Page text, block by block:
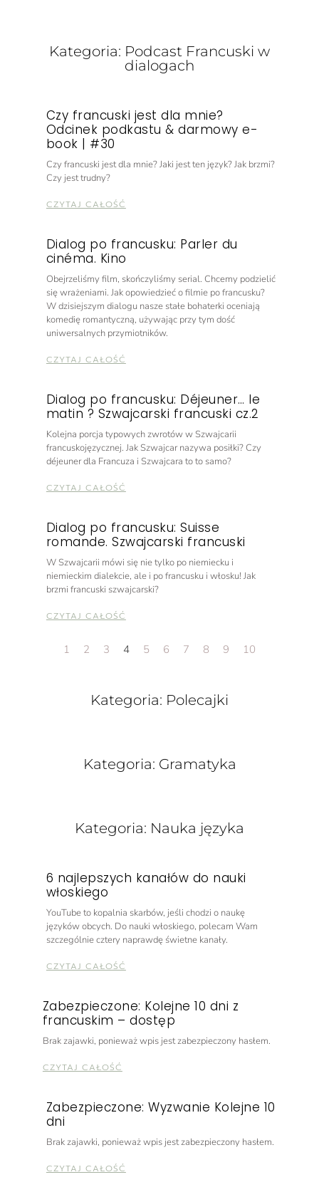
Kategoria: Podcast Francuski w
dialogach
Czy francuski jest dla mnie?
Odcinek podkastu & darmowy e-
book | #30
Czy francuski jest dla mnie? Jaki jest ten język? Jak brzmi?
Czy jest trudny?
CZYTAJ CAŁOŚĆ
Dialog po francusku: Parler du
cinéma. Kino
Obejrzeliśmy film, skończyliśmy serial. Chcemy podzielić
się wrażeniami. Jak opowiedzieć o filmie po francusku?
W dzisiejszym dialogu nasze stałe bohaterki oceniają
komedię romantyczną, używając przy tym dość
uniwersalnych przymiotników.
CZYTAJ CAŁOŚĆ
Dialog po francusku: Déjeuner… le
matin ? Szwajcarski francuski cz.2
Kolejna porcja typowych zwrotów w Szwajcarii
francuskojęzycznej. Jak Szwajcar nazywa posiłki? Czy
déjeuner dla Francuza i Szwajcara to to samo?
CZYTAJ CAŁOŚĆ
Dialog po francusku: Suisse
romande. Szwajcarski francuski
W Szwajcarii mówi się nie tylko po niemiecku i
niemieckim dialekcie, ale i po francusku i włosku! Jak
brzmi francuski szwajcarski?
CZYTAJ CAŁOŚĆ
1 2 3 4 5 6 7 8 9 10
Kategoria: Polecajki
Kategoria: Gramatyka
Kategoria: Nauka języka
6 najlepszych kanałów do nauki
włoskiego
YouTube to kopalnia skarbów, jeśli chodzi o naukę
języków obcych. Do nauki włoskiego, polecam Wam
szczególnie cztery naprawdę świetne kanały.
CZYTAJ CAŁOŚĆ
Zabezpieczone: Kolejne 10 dni z
francuskim – dostęp
Brak zajawki, ponieważ wpis jest zabezpieczony hasłem.
CZYTAJ CAŁOŚĆ
Zabezpieczone: Wyzwanie Kolejne 10
dni
Brak zajawki, ponieważ wpis jest zabezpieczony hasłem.
CZYTAJ CAŁOŚĆ